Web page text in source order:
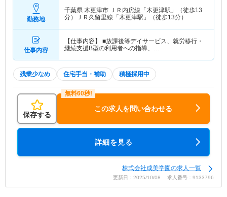
勤務地
千葉県 木更津市 ＪＲ内房線「木更津駅」（徒歩13
分）ＪＲ久留里線「木更津駅」（徒歩13分）
仕事内容
【仕事内容】 ■放課後等デイサービス、就労移行・
継続支援B型の利用者への指導、…
残業少なめ 住宅手当・補助 積極採用中
保存する
この求人を問い合わせる
詳細を見る
株式会社成美学園の求人一覧
更新日：2025/10/08 求人番号：9133796